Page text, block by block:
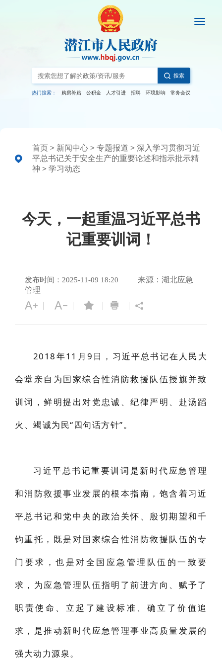
搜索
热门搜索： 购房补贴 公积金 人才引进 招聘 环境影响 常务会议
首页 > 新闻中心 > 专题报道 > 深入学习贯彻习近
平总书记关于安全生产的重要论述和指示批示精
神 > 学习动态
今天，一起重温习近平总书
记重要训词！
发布时间：2025-11-09 18:20
来源：湖北应急
管理
2018年11月9日，习近平总书记在人民大
会堂亲自为国家综合性消防救援队伍授旗并致
训词，鲜明提出对党忠诚、纪律严明、赴汤蹈
火、竭诚为民“四句话方针”。
习近平总书记重要训词是新时代应急管理
和消防救援事业发展的根本指南，饱含着习近
平总书记和党中央的政治关怀、殷切期望和千
钧重托，既是对国家综合性消防救援队伍的专
门要求，也是对全国应急管理队伍的一致要
求，为应急管理队伍指明了前进方向、赋予了
职责使命、立起了建设标准、确立了价值追
求，是推动新时代应急管理事业高质量发展的
强大动力源泉。